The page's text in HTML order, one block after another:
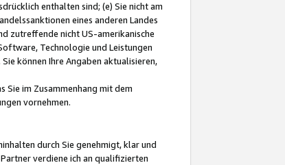
enthalten sind; (e) Sie nicht am
eines anderen Landes
zutreffende nicht US-amerikanische
Technologie und Leistungen
können Ihre Angaben aktualisieren,
Sie im Zusammenhang mit dem
vornehmen.
durch Sie genehmigt, klar und
verdiene ich an qualifizierten